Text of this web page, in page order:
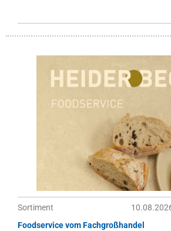
Sortiment
Foodservice vom Fachgroßhandel